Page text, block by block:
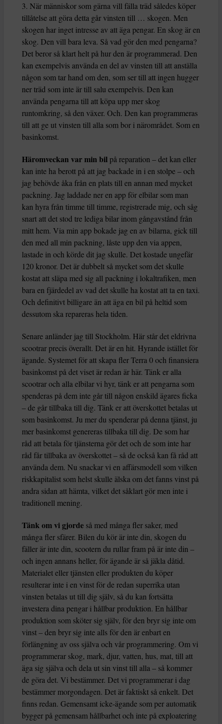
3. När människor som gärna vill fälla träd således köper
tillåtelse att göra detta går vinsten till … skogen. Men
skogen har inget intresse av att äga pengar. En skog är en
skog. Den vill bara leva. Så vad gör den med pengarna?
Det beror så klart helt på hur den är programmerad. Den
kan exempelvis använda en del av vinsten till att anställa
någon som tar hand om den, som ser till att ingen hugger
ner träd som inte är till salu exempelvis. Den kan
använda pengarna till att köpa upp mer skog
runtomkring, så den växer. Och. Den kan programmeras
till att ge ut vinsten till alla som bor i närområdet. Som en
basinkomst.
Häromveckan var min bilpå reparation – det kan eller
kan inte ha berott på att jag backade in i en stolpe – och
jag behövde åka från en plats till en annan med mycket
packning. Jag laddade ner en app för elbilar som man
kan hyra från timme till timme, registrerade mig, och såg
snart att det stod tre lediga bilar inom gångavstånd från
mitt hem. Via min app bokade jag en av bilarna, gick till
den med all min packning, låste upp den via appen,
lastade in och körde dit jag skulle. Det kostade ungefär
120 kronor. Det är dubbelt så mycket som det skulle
kostat att släpa med sig all packning i lokaltrafiken, men
bara en fjärdedel av vad det skulle ha kostat att ta en taxi.
Och definitivt billigare än att äga en bil på heltid som
dessutom ska repareras hela tiden.
Senare anländer jag till Stockholm. Här står det eldrivna
scootrar precis överallt. Det är en hit. Hyrande istället för
ägande. Systemet för att skapa fler Terra 0 och finansiera
basinkomst på det viset är redan är här. Tänk er alla
scootrar och alla elbilar vi hyr, tänk er att pengarna som
spenderas på dem inte går till någon enskild ägares ficka
– de går tillbaka till dig. Tänk er att överskottet betalas ut
som basinkomst. Ju mer du spenderar på denna tjänst, ju
mer basinkomst genereras tillbaka till dig. De som har
råd att betala för tjänsterna gör det och de som inte har
råd får tillbaka av överskottet – så de också kan få råd att
använda dem. Nu snackar vi en affärsmodell som vilken
riskkapitalist som helst skulle älska om det fanns vinst på
andra sidan att hämta, vilket det såklart gör men inte i
traditionell mening.
Tänk om vi gjorde så med många fler saker, med
många fler sfärer. Bilen du kör är inte din, skogen du
fäller är inte din, scootern du rullar fram på är inte din –
och ingen annans heller, för ägande är så jäkla dåtid.
Materialet eller tjänsten eller produkten du köper
resulterar inte i en vinst för de redan superrika utan
vinsten betalas ut till dig själv, så du kan fortsätta
investera dina pengar i hållbar produktion. En hållbar
produktion som sköter sig själv, för den bryr sig inte om
vinst – den bryr sig inte alls för den är enbart en
förlängning av oss själva och vår programmering. Om vi
programmerar skog, mark, djur, vatten, hus, mat, till att
äga sig själva och dela ut sin vinst till alla – så kommer
de göra det. Vi bestämmer. Det vi programmerar i dag
bestämmer morgondagen. Det är faktiskt så enkelt. Det
finns redan. Gemensamt icke-ägande som per automatik
bygger på gemensam hållbarhet och inte på exploatering